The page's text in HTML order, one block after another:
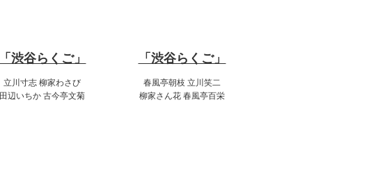
「渋谷らくご」
立川寸志 柳家わさび
田辺いちか 古今亭文菊
「渋谷らくご」
春風亭朝枝 立川笑二
柳家さん花 春風亭百栄